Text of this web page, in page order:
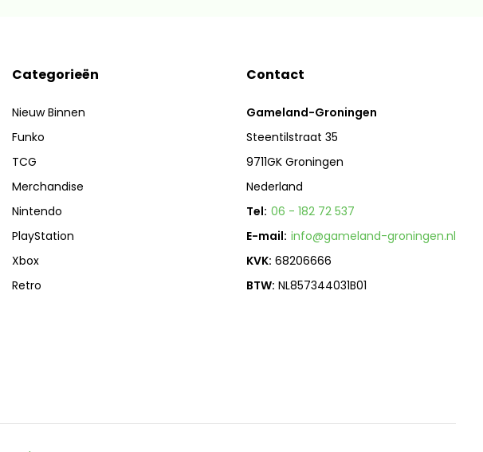
Categorieën
Nieuw Binnen
Funko
TCG
Merchandise
Nintendo
PlayStation
Xbox
Retro
Contact
Gameland-Groningen
Steentilstraat 35
9711GK Groningen
Nederland
Tel: 06 - 182 72 537
E-mail: info@gameland-groningen.nl
KVK: 68206666
BTW: NL857344031B01